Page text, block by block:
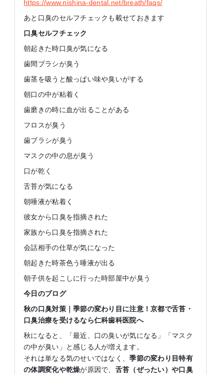
https://www.nishina-dental.net/breath/faqs/
あと口臭のセルフチェックも載せておきます
口臭セルフチェック
朝起きた時口臭が気になる
歯間ブラシが臭う
歯茎を吸うと酸っぱい味や臭いがする
朝口の中が粘着く
歯磨きの時に血が出ることがある
フロスが臭う
歯ブラシが臭う
マスクの中の息が臭う
口が乾く
舌苔が気になる
朝唾液が粘着く
彼女から口臭を指摘された
家族から口臭を指摘された
会話相手の仕草が気になった
朝起きた時茶色う唾液が出る
朝子供を起こしに行った時部屋中が臭う
今日のブログ
秋の口臭対策｜季節の変わり目に注意！京都で舌苔・
口臭治療を受けるなら仁科歯科医院へ
秋になると、「最近、口の臭いが気になる」「マスク
の中が臭い」と感じる人が増えます。
それは単なる気のせいではなく、季節の変わり目特有
の体調変化や乾燥が原因で、 舌苔（ぜったい）や口臭